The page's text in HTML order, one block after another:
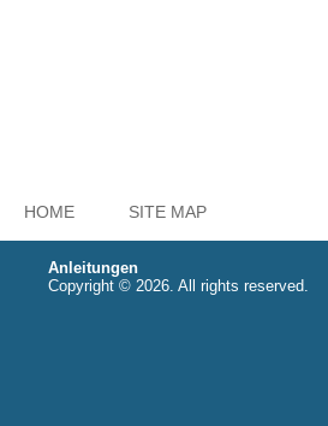
HOME SITE MAP
Anleitungen
Copyright © 2026. All rights reserved.